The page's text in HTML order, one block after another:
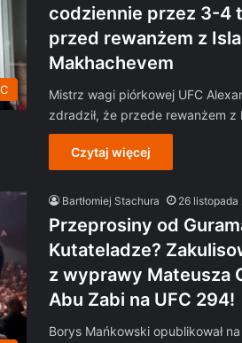
codziennie przez 3-4
przed rewanżem z
Makhachevem
Mistrz wagi piórkowej UFC
zdradził, że przede rewanżem z
Czytaj więcej
Bartłomiej Stachura 26 listopada
Przeprosiny od
Kutateladze?
z wyprawy Mateusza
Abu Zabi na UFC 294!
Borys Mańkowski opublikował